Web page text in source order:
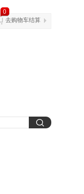
0
去购物车结算